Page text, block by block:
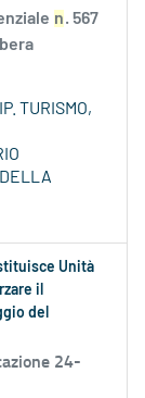
n. 567
TURISMO,
Unità
il
del
24-